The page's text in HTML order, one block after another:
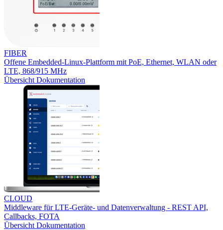
FIBER
Offene Embedded-Linux-Plattform mit PoE, Ethernet, WLAN oder
LTE, 868/915 MHz
Übersicht Dokumentation
CLOUD
Middleware für LTE-Geräte- und Datenverwaltung - REST API,
Callbacks, FOTA
Übersicht Dokumentation